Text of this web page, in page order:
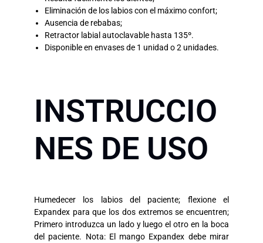
Eliminación de los labios con el máximo confort;
Ausencia de rebabas;
Retractor labial autoclavable hasta 135º.
Disponible en envases de 1 unidad o 2 unidades.
INSTRUCCIO
NES DE USO
Humedecer los labios del paciente; flexione el
Expandex para que los dos extremos se encuentren;
Primero introduzca un lado y luego el otro en la boca
del paciente. Nota: El mango Expandex debe mirar